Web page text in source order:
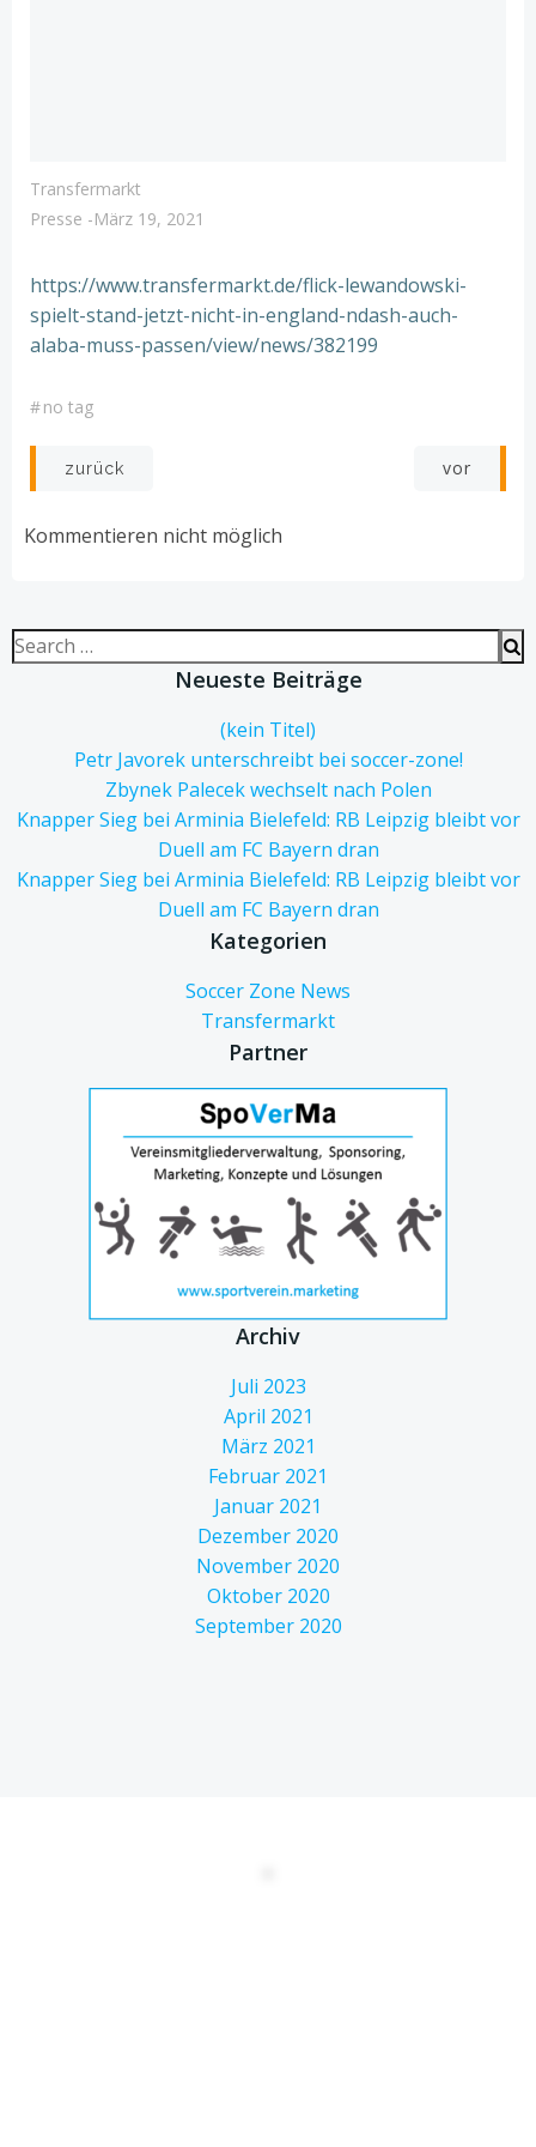
Transfermarkt
Presse -März 19, 2021
https://www.transfermarkt.de/flick-lewandowski-
spielt-stand-jetzt-nicht-in-england-ndash-auch-
alaba-muss-passen/view/news/382199
#no tag
Post
navigation
zurück
navigation
vor
Kommentieren nicht möglich
Search
for:
Neueste Beiträge
(kein Titel)
Petr Javorek unterschreibt bei soccer-zone!
Zbynek Palecek wechselt nach Polen
Knapper Sieg bei Arminia Bielefeld: RB Leipzig bleibt vor
Duell am FC Bayern dran
Knapper Sieg bei Arminia Bielefeld: RB Leipzig bleibt vor
Duell am FC Bayern dran
Kategorien
Soccer Zone News
Transfermarkt
Partner
Archiv
Juli 2023
April 2021
März 2021
Februar 2021
Januar 2021
Dezember 2020
November 2020
Oktober 2020
September 2020